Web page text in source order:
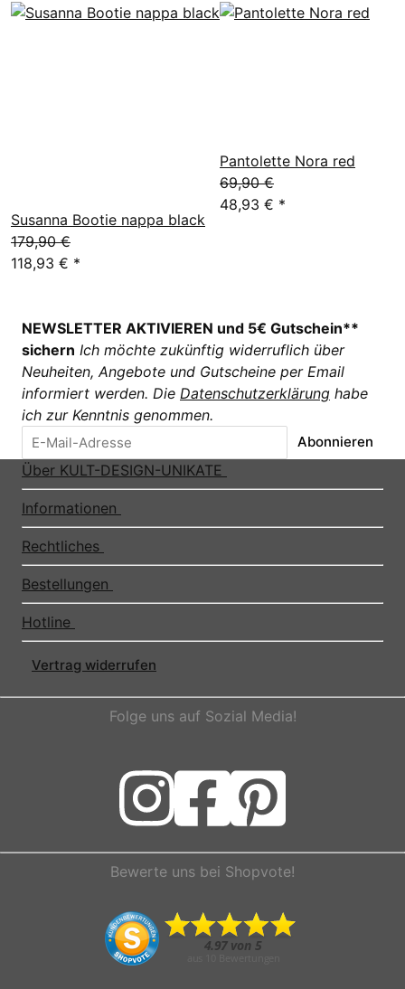
Susanna Bootie nappa black
179,90 €
118,93 € *
Pantolette Nora red
69,90 €
48,93 € *
NEWSLETTER AKTIVIEREN und 5€ Gutschein**
sichern Ich möchte zukünftig widerruflich über
Neuheiten, Angebote und Gutscheine per Email
informiert werden. Die Datenschutzerklärung habe
ich zur Kenntnis genommen.
Abonnieren
Über KULT-DESIGN-UNIKATE
Informationen
Rechtliches
Bestellungen
Hotline
Vertrag widerrufen
Folge uns auf Sozial Media!
Bewerte uns bei Shopvote!